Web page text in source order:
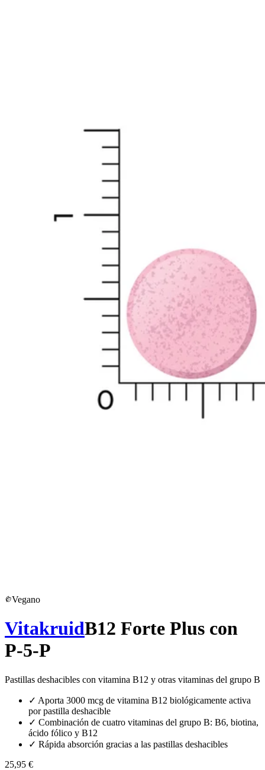
Vegano
VitakruidB12 Forte Plus con
P-5-P
Pastillas deshacibles con vitamina B12 y otras vitaminas del grupo B
✓ Aporta 3000 mcg de vitamina B12 biológicamente activa
por pastilla deshacible
✓ Combinación de cuatro vitaminas del grupo B: B6, biotina,
ácido fólico y B12
✓ Rápida absorción gracias a las pastillas deshacibles
25,95 €